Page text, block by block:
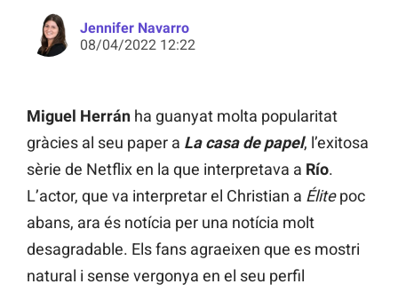
Jennifer Navarro
08/04/2022 12:22
Miguel Herrán ha guanyat molta popularitat
gràcies al seu paper a La casa de papel, l’exitosa
sèrie de Netflix en la que interpretava a Río.
L’actor, que va interpretar el Christian a Élitepoc
abans, ara és notícia per una notícia molt
desagradable. Els fans agraeixen que es mostri
natural i sense vergonya en el seu perfil